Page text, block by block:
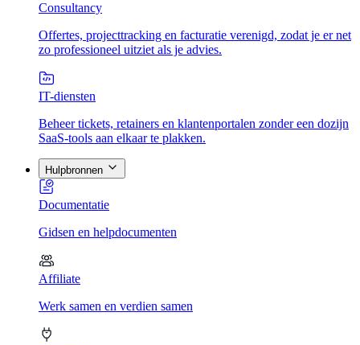
Consultancy
Offertes, projecttracking en facturatie verenigd, zodat je er net
zo professioneel uitziet als je advies.
IT-diensten
Beheer tickets, retainers en klantenportalen zonder een dozijn
SaaS-tools aan elkaar te plakken.
Hulpbronnen
Documentatie
Gidsen en helpdocumenten
Affiliate
Werk samen en verdien samen